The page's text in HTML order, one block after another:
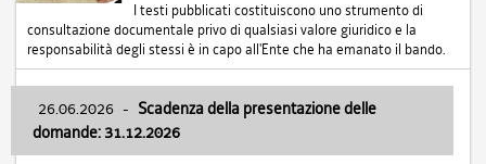
I testi pubblicati costituiscono uno strumento di
consultazione documentale privo di qualsiasi valore giuridico e la
responsabilità degli stessi è in capo all'Ente che ha emanato il bando.
26.06.2026 - Scadenza della presentazione delle
domande: 31.12.2026